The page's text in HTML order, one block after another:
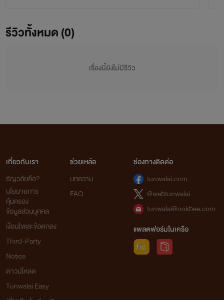
รีวิวทั้งหมด (0)
เรื่องนี้ยังไม่มีรีวิว
เกี่ยวกับเรา
ธัญวลัยคือ?
นโยบายการ
คุ้มครอง
ข้อมูลส่วนบุคคล
เงื่อนไขและข้อตกลง
Third-Party
Notice
ดาวน์โหลด
Tunwalai Easy
ช่วยเหลือ
บทความ
FAQ
ช่องทางติดต่อ
tunwalai.com
@webtunwalai
tunwalai@ookbee.com
แพลตฟอร์มในเครือ